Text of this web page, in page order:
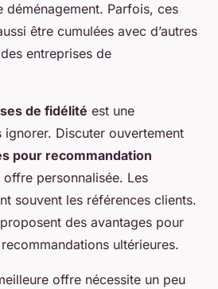
déménagement. Parfois, ces
être cumulées avec d’autres
entreprises de
de fidélité est une
Discuter ouvertement
pour recommandation
personnalisée. Les
souvent les références clients.
des avantages pour
ultérieures.
offre nécessite un peu